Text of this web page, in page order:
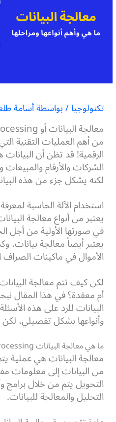
تكنولوجيا/ بواسطةأسامة
من أهم العمليات التقنية
الرقمية! قد تظن أن
الشركات والأرقام
لكنه يشكل جزء من هذه
استخدام الآلة الحاسبة
يعتبر من أنواع معالجة
في صورتها الأولية من
يعتبر أيضاً معالجة
الأموال في ماكينات الصراف
لكن كيف تتم معالجة
أم معقدة؟ في هذا المقال
البيانات للرد على هذه
وأنواعها بشكل تفصيلي،
ما هي معالجة البيانات Information processing
معالجة البيانات هي عملية
من البيانات إلى معلومات
التحويل يتم من خلال
التحليل والمعالجة للبيانات.